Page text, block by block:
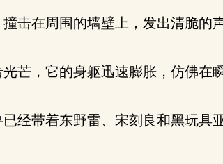
击在周围的墙壁上，发出清脆的声
芒，它的身躯迅速膨胀，仿佛在
经带着东野雷、宋刻良和黑玩具